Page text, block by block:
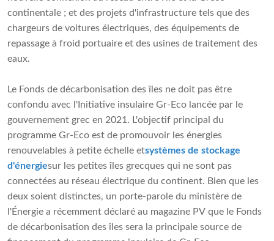
continentale ; et des projets d'infrastructure tels que des
chargeurs de voitures électriques, des équipements de
repassage à froid portuaire et des usines de traitement des
eaux.
Le Fonds de décarbonisation des îles ne doit pas être
confondu avec l'Initiative insulaire Gr-Eco lancée par le
gouvernement grec en 2021. L'objectif principal du
programme Gr-Eco est de promouvoir les énergies
renouvelables à petite échelle etsystèmes de stockage
d'énergiesur les petites îles grecques qui ne sont pas
connectées au réseau électrique du continent. Bien que les
deux soient distinctes, un porte-parole du ministère de
l'Énergie a récemment déclaré au magazine PV que le Fonds
de décarbonisation des îles sera la principale source de